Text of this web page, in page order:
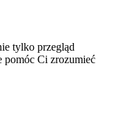
tylko przegląd
pomóc Ci zrozumieć